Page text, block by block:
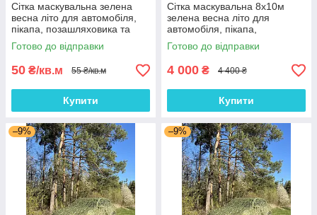
Сітка маскувальна зелена
весна літо для автомобіля,
пікапа, позашляховика та
техніки "Камуфляж №1"
Готово до відправки
50 ₴/кв.м 55 ₴/кв.м
Купити
Сітка маскувальна 8х10м
зелена весна літо для
автомобіля, пікапа,
позашляховика та техніки
"Камуфляж №1"
Готово до відправки
4 000 ₴ 4 400 ₴
Купити
–9% –9%